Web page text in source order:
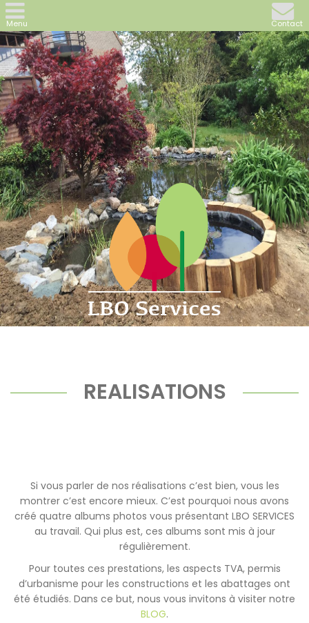
REALISATIONS
Si vous parler de nos réalisations c’est bien, vous les
montrer c’est encore mieux. C’est pourquoi nous avons
créé quatre albums photos vous présentant LBO SERVICES
au travail. Qui plus est, ces albums sont mis à jour
régulièrement.
Pour toutes ces prestations, les aspects TVA, permis
d’urbanisme pour les constructions et les abattages ont
été étudiés. Dans ce but, nous vous invitons à visiter notre
BLOG.
Menu Contact